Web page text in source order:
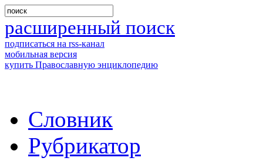
расширенный поиск
подписаться на rss-канал
мобильная версия
купить Православную энциклопедию
Словник
Рубрикатор